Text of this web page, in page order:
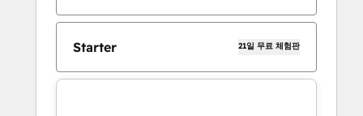
Starter 21일 무료 체험판